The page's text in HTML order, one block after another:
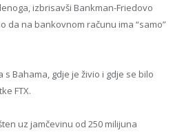
izbrisavši Bankman-Friedovo
da na bankovnom računu ima “samo”
s Bahama, gdje je živio i gdje se bilo
FTX.
uz jamčevinu od 250 milijuna